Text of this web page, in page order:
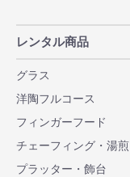
レンタル商品
グラス
洋陶フルコース
フィンガーフード
チェーフィング・湯煎
プラッター・飾台